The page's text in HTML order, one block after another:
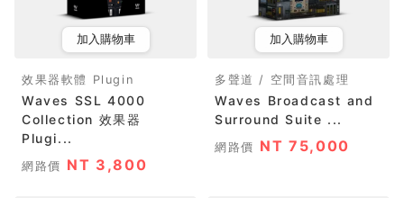
加入購物車
效果器軟體 Plugin
Waves SSL 4000
Collection 效果器
Plugi...
網路價 NT 3,800
加入購物車
多聲道 / 空間音訊處理
Waves Broadcast and
Surround Suite ...
網路價 NT 75,000